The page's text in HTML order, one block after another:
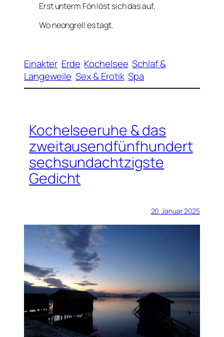
Erst unterm Fön löst sich das auf,
Wo neongrell es tagt.
Einakter Erde Kochelsee Schlaf &
Langeweile Sex & Erotik Spa
Kochelseeruhe & das
zweitausendfünfhundert
sechsundachtzigste
Gedicht
20. Januar 2025